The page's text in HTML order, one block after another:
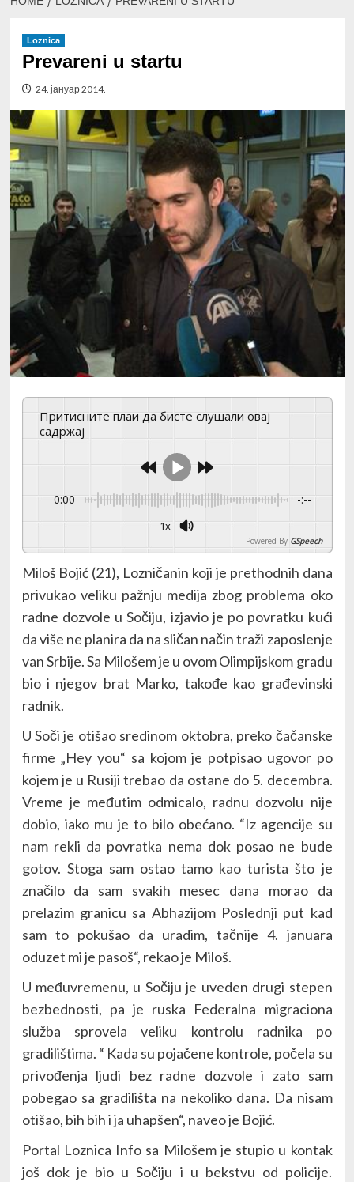
Loznica
Prevareni u startu
24. јануар 2014.
Притисните плаи да бисте слушали овај
садржај
0:00 -:--
1x
Powered By GSpeech
Miloš Bojić (21), Lozničanin koji je prethodnih dana
privukao veliku pažnju medija zbog problema oko
radne dozvole u Sočiju, izjavio je po povratku kući
da više ne planira da na sličan način traži zaposlenje
van Srbije. Sa Milošem je u ovom Olimpijskom gradu
bio i njegov brat Marko, takođe kao građevinski
radnik.
U Soči je otišao sredinom oktobra, preko čačanske
firme „Hey you“ sa kojom je potpisao ugovor po
kojem je u Rusiji trebao da ostane do 5. decembra.
Vreme je međutim odmicalo, radnu dozvolu nije
dobio, iako mu je to bilo obećano. “Iz agencije su
nam rekli da povratka nema dok posao ne bude
gotov. Stoga sam ostao tamo kao turista što je
značilo da sam svakih mesec dana morao da
prelazim granicu sa Abhazijom Poslednji put kad
sam to pokušao da uradim, tačnije 4. januara
oduzet mi je pasoš“, rekao je Miloš.
U međuvremenu, u Sočiju je uveden drugi stepen
bezbednosti, pa je ruska Federalna migraciona
služba sprovela veliku kontrolu radnika po
gradilištima. “ Kada su pojačene kontrole, počela su
privođenja ljudi bez radne dozvole i zato sam
pobegao sa gradilišta na nekoliko dana. Da nisam
otišao, bih bih i ja uhapšen“, naveo je Bojić.
Portal Loznica Info sa Milošem je stupio u kontak
još dok je bio u Sočiju i u bekstvu od policije.